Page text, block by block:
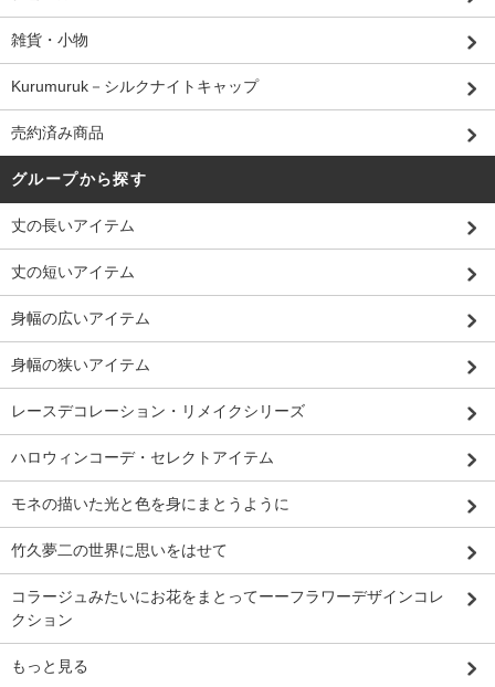
雑貨・小物
Kurumuruk－シルクナイトキャップ
売約済み商品
グループから探す
丈の長いアイテム
丈の短いアイテム
身幅の広いアイテム
身幅の狭いアイテム
レースデコレーション・リメイクシリーズ
ハロウィンコーデ・セレクトアイテム
モネの描いた光と色を身にまとうように
竹久夢二の世界に思いをはせて
コラージュみたいにお花をまとってーーフラワーデザインコレ
クション
もっと見る